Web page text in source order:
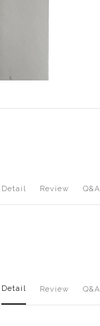
Detail Review Q&A
Detail Review Q&A